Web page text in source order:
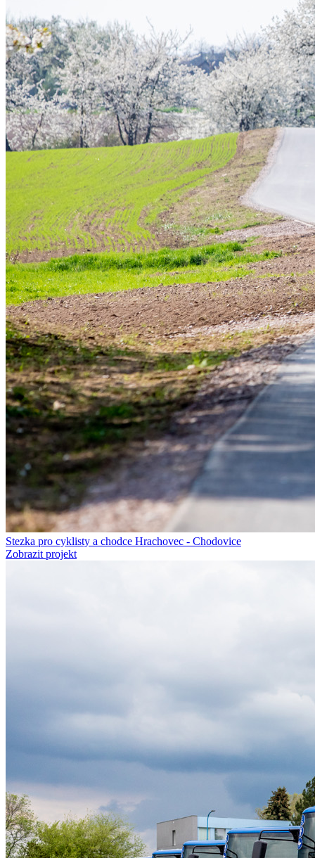
Stezka pro cyklisty a chodce Hrachovec - Chodovice
Zobrazit projekt